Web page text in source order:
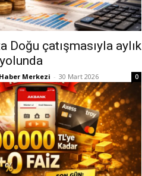
Doğu çatışmasıyla aylık
Merkezi - 30 Mart 2026 0